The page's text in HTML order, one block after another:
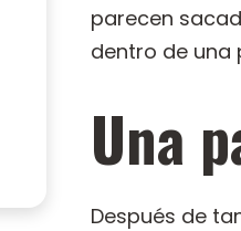
parecen
dentro de una
Una
Después de